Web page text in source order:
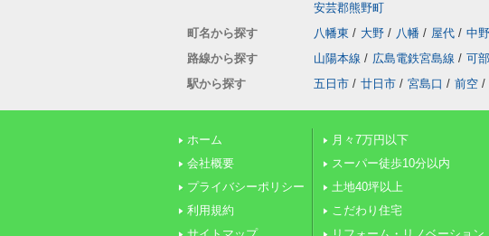
安芸郡熊野町
町名から探す
八幡東 / 大野 / 八幡 / 屋代 / 中野
路線から探す
山陽本線 / 広島電鉄宮島線 / 可
駅から探す
五日市 / 廿日市 / 宮島口 / 前空 /
ホーム
会社概要
プライバシーポリシー
利用規約
月々7万円以下
スーパー徒歩10分以内
土地40坪以上
こだわり住宅